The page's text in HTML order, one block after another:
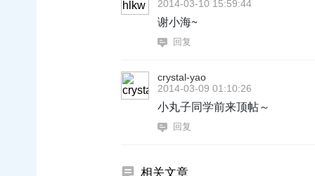
2014-03-10 15:59:44
谢小海~
回复
crystal-yao
2014-03-09 01:10:26
小丸子同学前来顶帖～
回复
相关文章